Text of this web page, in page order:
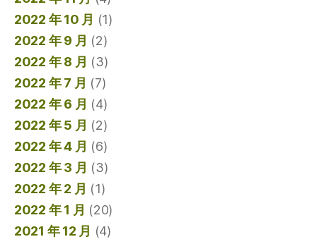
2022 年 10 月 (1)
2022 年 9 月 (2)
2022 年 8 月 (3)
2022 年 7 月 (7)
2022 年 6 月 (4)
2022 年 5 月 (2)
2022 年 4 月 (6)
2022 年 3 月 (3)
2022 年 2 月 (1)
2022 年 1 月 (20)
2021 年 12 月 (4)